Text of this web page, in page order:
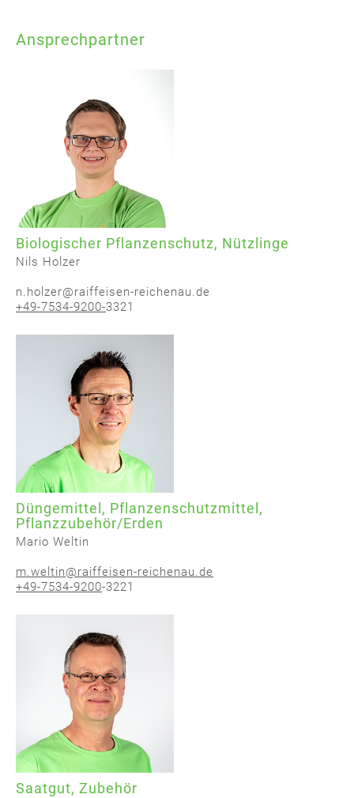
Ansprechpartner
Biologischer Pflanzenschutz, Nützlinge
Nils Holzer
n.holzer@raiffeisen-reichenau.de
+49-7534-9200-3321
Düngemittel, Pflanzenschutzmittel,
Pflanzzubehör/Erden
Mario Weltin
m.weltin@raiffeisen-reichenau.de
+49-7534-9200-3221
Saatgut, Zubehör